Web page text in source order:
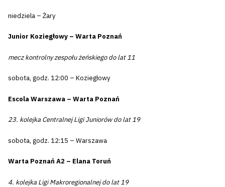
niedziela – Żary
Junior Koziegłowy – Warta Poznań
mecz kontrolny zespołu żeńskiego do lat 11
sobota, godz. 12:00 – Koziegłowy
Escola Warszawa – Warta Poznań
23. kolejka Centralnej Ligi Juniorów do lat 19
sobota, godz. 12:15 – Warszawa
Warta Poznań A2 – Elana Toruń
4. kolejka Ligi Makroregionalnej do lat 19